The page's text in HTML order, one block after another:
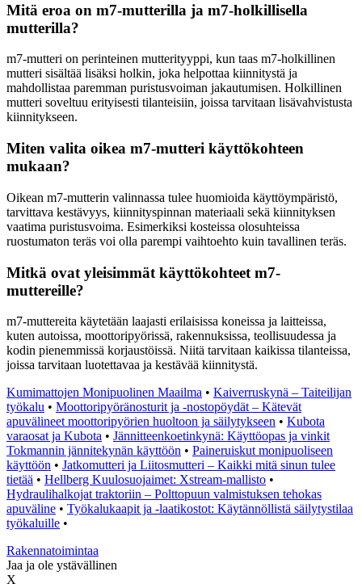
Mitä eroa on m7-mutterilla ja m7-holkillisella
mutterilla?
m7-mutteri on perinteinen mutterityyppi, kun taas m7-holkillinen
mutteri sisältää lisäksi holkin, joka helpottaa kiinnitystä ja
mahdollistaa paremman puristusvoiman jakautumisen. Holkillinen
mutteri soveltuu erityisesti tilanteisiin, joissa tarvitaan lisävahvistusta
kiinnitykseen.
Miten valita oikea m7-mutteri käyttökohteen
mukaan?
Oikean m7-mutterin valinnassa tulee huomioida käyttöympäristö,
tarvittava kestävyys, kiinnityspinnan materiaali sekä kiinnityksen
vaatima puristusvoima. Esimerkiksi kosteissa olosuhteissa
ruostumaton teräs voi olla parempi vaihtoehto kuin tavallinen teräs.
Mitkä ovat yleisimmät käyttökohteet m7-
muttereille?
m7-muttereita käytetään laajasti erilaisissa koneissa ja laitteissa,
kuten autoissa, moottoripyörissä, rakennuksissa, teollisuudessa ja
kodin pienemmissä korjaustöissä. Niitä tarvitaan kaikissa tilanteissa,
joissa tarvitaan luotettavaa ja kestävää kiinnitystä.
Kumimattojen Monipuolinen Maailma • Kaiverruskynä – Taiteilijan
työkalu • Moottoripyöränosturit ja -nostopöydät – Kätevät
apuvälineet moottoripyörien huoltoon ja säilytykseen • Kubota
varaosat ja Kubota • Jännitteenkoetinkynä: Käyttöopas ja vinkit
Tokmannin jännitekynän käyttöön • Paineruiskut monipuoliseen
käyttöön • Jatkomutteri ja Liitosmutteri – Kaikki mitä sinun tulee
tietää • Hellberg Kuulosuojaimet: Xstream-mallisto •
Hydraulihalkojat traktoriin – Polttopuun valmistuksen tehokas
apuväline • Työkalukaapit ja -laatikostot: Käytännöllistä säilytystilaa
työkaluille •
Rakennatoimintaa
Jaa ja ole ystävällinen
X